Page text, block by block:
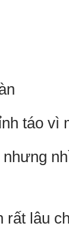
táo vì
rất lâu